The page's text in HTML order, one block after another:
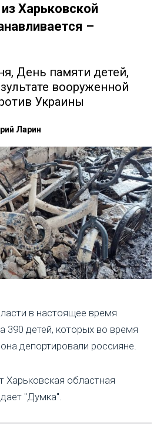
Харьковской
–
День памяти детей,
вооруженной
Украины
Ларин
в настоящее время
390 детей, которых во время
депортировали россияне.
областная
"Думка".